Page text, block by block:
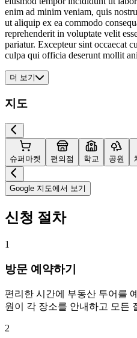
enim ad minim veniam, quis
ut aliquip ex ea commodo
reprehenderit in voluptate velit
pariatur. Excepteur sint occaecat
culpa qui officia deserunt mollit
더 보기
지도
슈퍼마켓 편의점 학교 공원
Google 지도에서 보기
신청 절차
1
방문 예약하기
편리한 시간에 부동산 투어를
원이 각 장소를 안내하고 모든
2